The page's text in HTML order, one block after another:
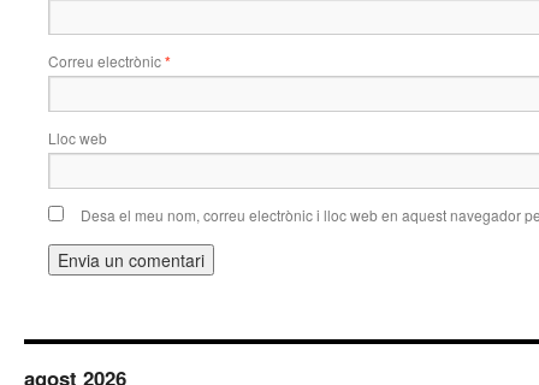
Correu electrònic*
Lloc web
Desa el meu nom, correu electrònic i lloc web en aquest navegador
agost 2026